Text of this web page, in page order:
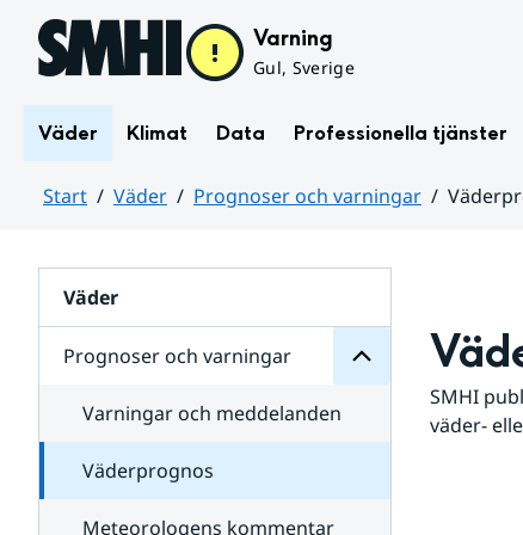
Hoppa till sidans innehåll Varning
Gul, Sverige
Väder Klimat Data Professionella tjänster
Start Väder Prognoser och varningar
Väder
Prognoser och varningar
för
varningar
Varningar och meddelanden
Väderprognos
Meteorologens kommentar
SMHI
väder-